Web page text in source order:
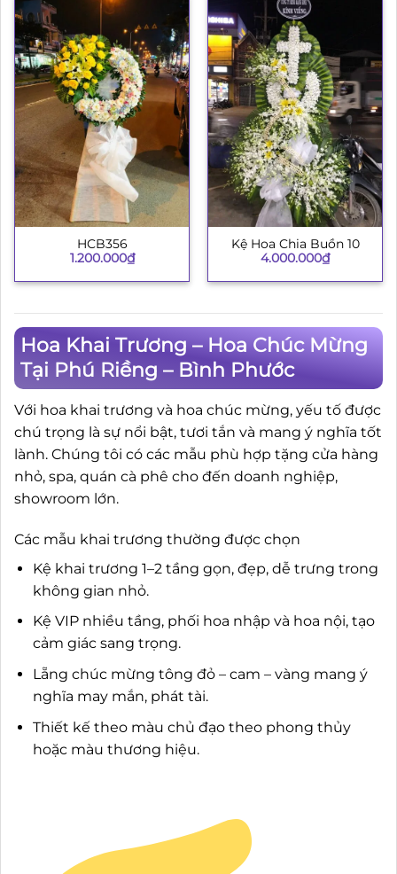
HCB356
1.200.000₫
Kệ Hoa Chia Buồn 10
4.000.000₫
Hoa Khai Trương – Hoa Chúc Mừng
Tại Phú Riềng – Bình Phước
Với hoa khai trương và hoa chúc mừng, yếu tố được
chú trọng là sự nổi bật, tươi tắn và mang ý nghĩa tốt
lành. Chúng tôi có các mẫu phù hợp tặng cửa hàng
nhỏ, spa, quán cà phê cho đến doanh nghiệp,
showroom lớn.
Các mẫu khai trương thường được chọn
Kệ khai trương 1–2 tầng gọn, đẹp, dễ trưng trong
không gian nhỏ.
Kệ VIP nhiều tầng, phối hoa nhập và hoa nội, tạo
cảm giác sang trọng.
Lẵng chúc mừng tông đỏ – cam – vàng mang ý
nghĩa may mắn, phát tài.
Thiết kế theo màu chủ đạo theo phong thủy
hoặc màu thương hiệu.